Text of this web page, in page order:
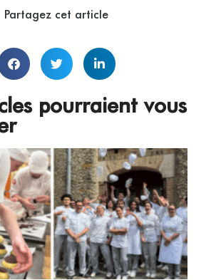
Partagez cet article
pourraient vous